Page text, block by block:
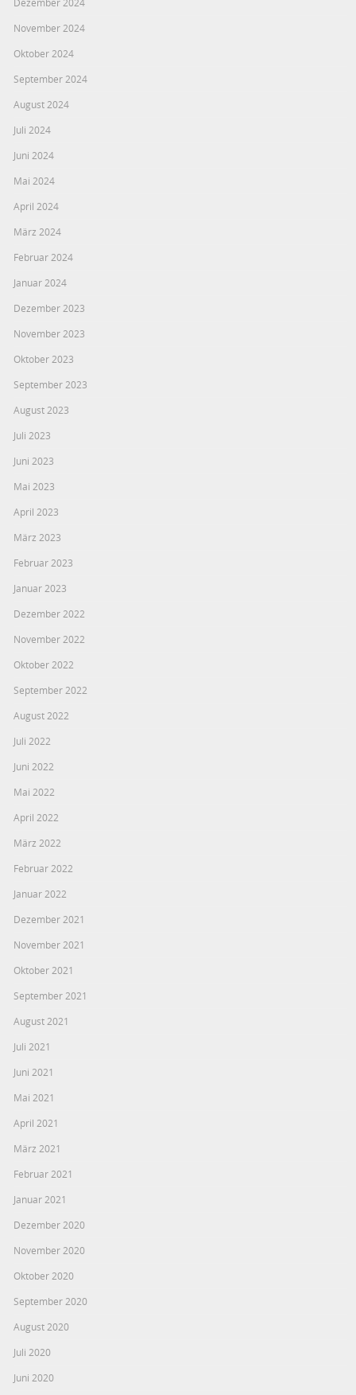
November 2024
Oktober 2024
September 2024
August 2024
Juli 2024
Juni 2024
Mai 2024
April 2024
März 2024
Februar 2024
Januar 2024
Dezember 2023
November 2023
Oktober 2023
September 2023
August 2023
Juli 2023
Juni 2023
Mai 2023
April 2023
März 2023
Februar 2023
Januar 2023
Dezember 2022
November 2022
Oktober 2022
September 2022
August 2022
Juli 2022
Juni 2022
Mai 2022
April 2022
März 2022
Februar 2022
Januar 2022
Dezember 2021
November 2021
Oktober 2021
September 2021
August 2021
Juli 2021
Juni 2021
Mai 2021
April 2021
März 2021
Februar 2021
Januar 2021
Dezember 2020
November 2020
Oktober 2020
September 2020
August 2020
Juli 2020
Juni 2020